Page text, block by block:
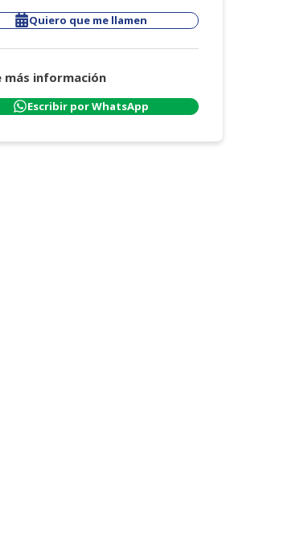
Quiero que me llamen
más información
Escribir por WhatsApp